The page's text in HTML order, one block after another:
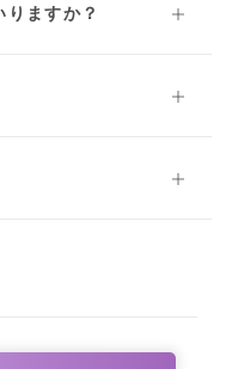
ますか？